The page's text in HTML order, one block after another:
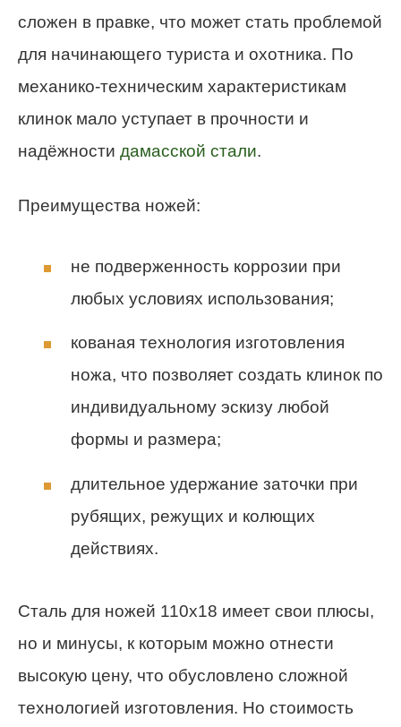
сложен в правке, что может стать проблемой
для начинающего туриста и охотника. По
механико-техническим характеристикам
клинок мало уступает в прочности и
надёжности дамасской стали.
Преимущества ножей:
не подверженность коррозии при
любых условиях использования;
кованая технология изготовления
ножа, что позволяет создать клинок по
индивидуальному эскизу любой
формы и размера;
длительное удержание заточки при
рубящих, режущих и колющих
действиях.
Сталь для ножей 110х18 имеет свои плюсы,
но и минусы, к которым можно отнести
высокую цену, что обусловлено сложной
технологией изготовления. Но стоимость